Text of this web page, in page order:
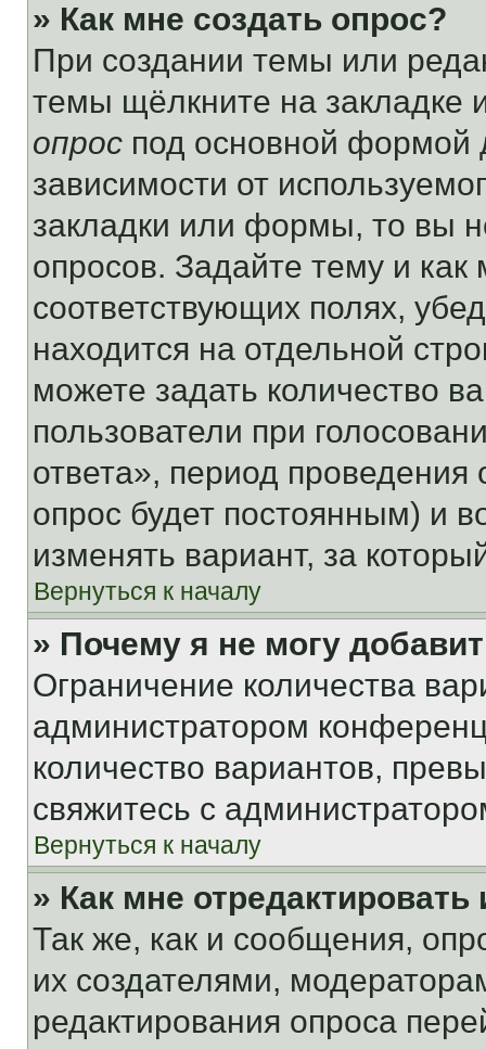
» Как мне создать опрос?
При создании темы или
темы щёлкните на
опрос под основной формой
зависимости от
закладки или формы, то вы
опросов. Задайте тему и
соответствующих полях,
находится на отдельной
можете задать количество
пользователи при
ответа», период проведения
опрос будет постоянным) и
изменять вариант, за
Вернуться к началу
» Почему я не могу
Ограничение количества
администратором
количество вариантов,
свяжитесь с
Вернуться к началу
» Как мне
Так же, как и сообщения,
их создателями,
редактирования опроса